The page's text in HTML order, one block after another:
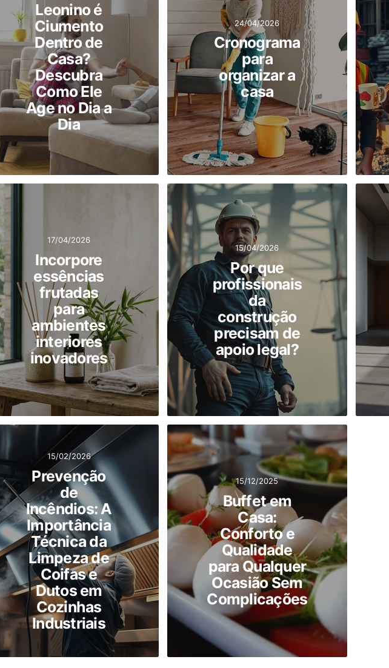
Leonino é
Ciumento
Dentro de
Casa?
Descubra
Como Ele
Age no Dia a
Dia
24/04/2026
Cronograma
para
organizar a
casa
17/04/2026
Incorpore
essências
frutadas
para
ambientes
interiores
inovadores
15/04/2026
Por que
profissionais
da
construção
precisam de
apoio legal?
15/02/2026
Prevenção
de
Incêndios: A
Importância
Técnica da
Limpeza de
Coifas e
Dutos em
Cozinhas
Industriais
15/12/2025
Buffet em
Casa:
Conforto e
Qualidade
para Qualquer
Ocasião Sem
Complicações